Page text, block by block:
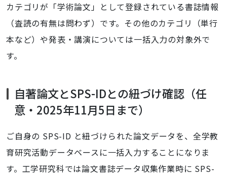
カテゴリが「学術論文」として登録されている書誌情報
（査読の有無は問わず）です。その他のカテゴリ（単行
本など）や発表・講演については一括入力の対象外で
す。
自著論文とSPS-IDとの紐づけ確認（任
意・2025年11月5日まで）
ご自身の SPS-ID と紐づけられた論文データを、全学教
育研究活動データベースに一括入力することになりま
す。工学研究科では論文書誌データ収集作業時に SPS-